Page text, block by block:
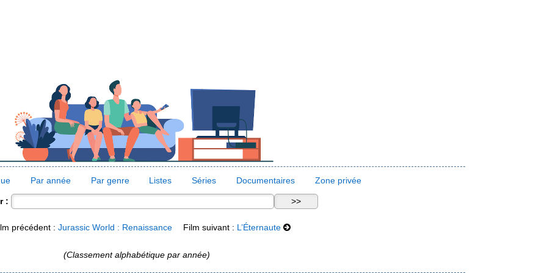
Par année Par genre Listes Séries Documentaires Zone privée
:
précédent : Jurassic World : Renaissance Film suivant : L’Éternaute
(Classement alphabétique par année)